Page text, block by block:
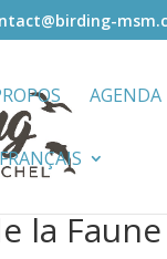
AGENDA
FRANÇAIS
la